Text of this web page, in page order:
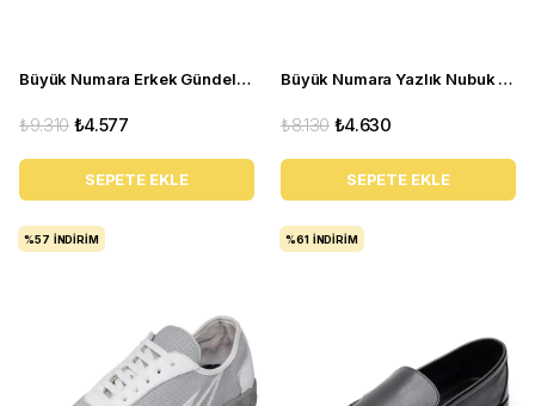
Büyük Numara Erkek Gündelik Spor Ayakkabı - CK03 Haki
₺4.577
₺9.310
SEPETE EKLE
Büyük Numara Yazlık Nubuk Erkek Ayakkabısı - KRT103 Kum Nubuk
₺4.630
₺8.130
SEPETE EKLE
%57 İNDIRIM %61 İNDIRIM